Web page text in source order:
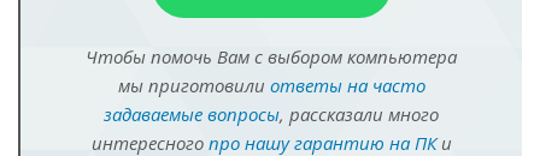
Чтобы помочь Вам с выбором компьютера
мы приготовили ответы на часто
задаваемые вопросы, рассказали много
интересного про нашу гарантию на ПКи